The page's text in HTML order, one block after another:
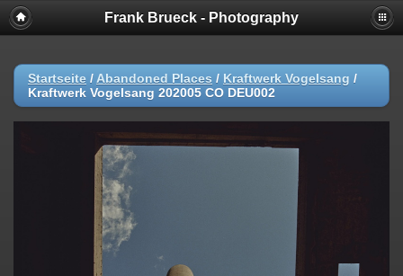
Frank Brueck - Photography
Startseite / Abandoned Places / Kraftwerk Vogelsang /
Kraftwerk Vogelsang 202005 CO DEU002